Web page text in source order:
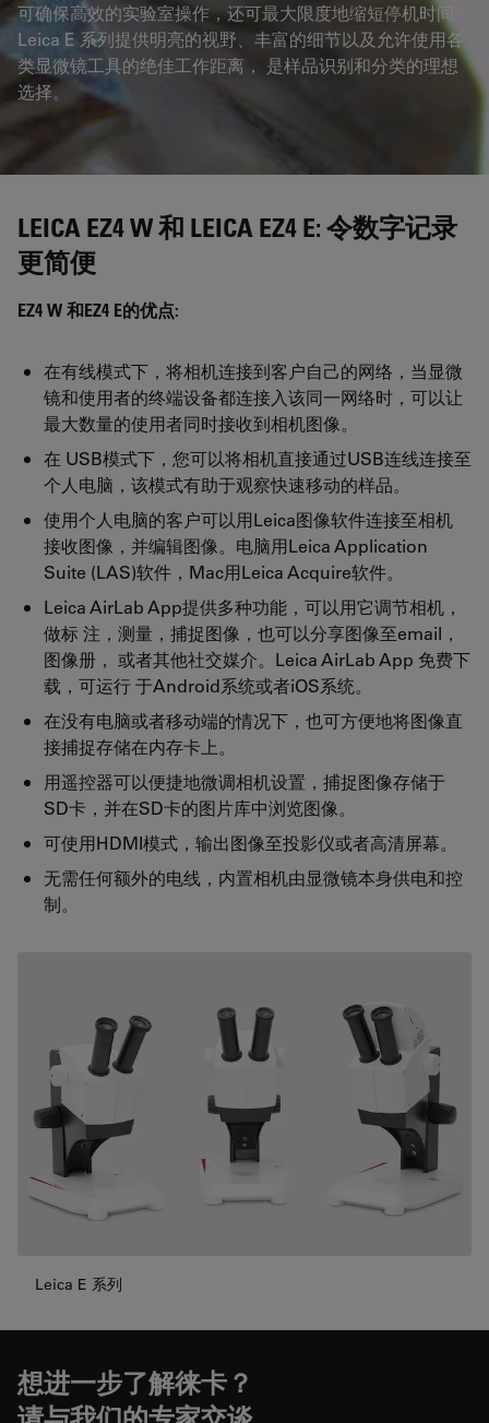
可确保高效的实验室操作，还可最大限度地缩短停机时间
Leica E 系列提供明亮的视野、丰富的细节以及允许使用各
类显微镜工具的绝佳工作距离， 是样品识别和分类的理想
选择。
LEICA EZ4 W 和 LEICA EZ4 E: 令数字记录
更简便
EZ4 W 和EZ4 E的优点:
在有线模式下，将相机连接到客户自己的网络，当显微
镜和使用者的终端设备都连接入该同一网络时，可以让
最大数量的使用者同时接收到相机图像。
在 USB模式下，您可以将相机直接通过USB连线连接至
个人电脑，该模式有助于观察快速移动的样品。
使用个人电脑的客户可以用Leica图像软件连接至相机
接收图像，并编辑图像。电脑用Leica Application
Suite (LAS)软件，Mac用Leica Acquire软件。
Leica AirLab App提供多种功能，可以用它调节相机，
做标 注，测量，捕捉图像，也可以分享图像至email，
图像册， 或者其他社交媒介。Leica AirLab App 免费下
载，可运行 于Android系统或者iOS系统。
在没有电脑或者移动端的情况下，也可方便地将图像直
接捕捉存储在内存卡上。
用遥控器可以便捷地微调相机设置，捕捉图像存储于
SD卡，并在SD卡的图片库中浏览图像。
可使用HDMI模式，输出图像至投影仪或者高清屏幕。
无需任何额外的电线，内置相机由显微镜本身供电和控
制。
Leica E 系列
想进一步了解徕卡？